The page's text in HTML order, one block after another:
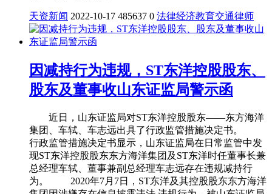
天资新闻 2022-10-17 485637 0 法律经济教育交通律师
因减持行为违规，ST东洋控股股东、
股东及董事收山东证监局警示函
近日，山东证监局对ST东洋控股股东――东方海洋
集团、车轼、车志远出具了行政监管措施决定书。
行政监管措施决定书显示，山东证监局在日常监管中发
现ST东洋控股股东东方海洋集团及ST东洋时任董事长兼
总经理车轼、董事兼副总经理车志远存在违规减持行
为。 2020年7月7日，ST东洋及其控股股东东方海洋